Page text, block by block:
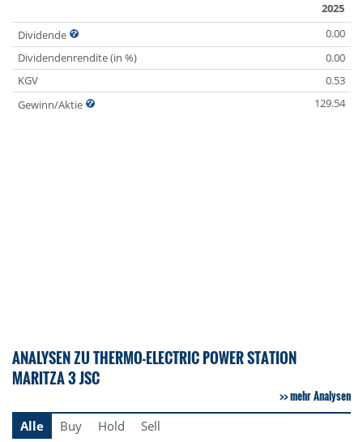
2025
Dividende
0.00
Dividendenrendite (in %)
0.00
KGV
0.53
Gewinn/Aktie
129.54
ANALYSEN ZU THERMO-ELECTRIC POWER STATION
MARITZA 3 JSC
mehr Analysen
Alle
Buy Hold Sell